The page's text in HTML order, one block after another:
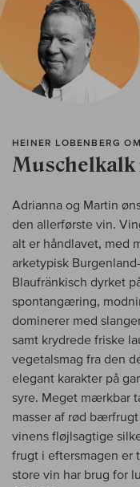
HEINER LOBENBERG
Muschelkalk
Adrianna og Martin
den allerførste vin.
alt er håndlavet, med
arketypisk
Blaufränkisch dyrket
spontangæring,
dominerer med
samt krydrede friske
vegetalsmag fra den
elegant karakter på
syre. Meget mærkbar
masser af rød
vinens fløjlsagtige
frugt i eftersmagen er
store vin har brug for